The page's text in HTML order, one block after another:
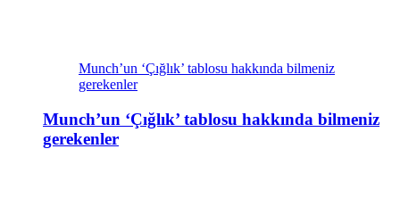
Munch’un ‘Çığlık’ tablosu hakkında bilmeniz
gerekenler
Munch’un ‘Çığlık’ tablosu hakkında bilmeniz
gerekenler